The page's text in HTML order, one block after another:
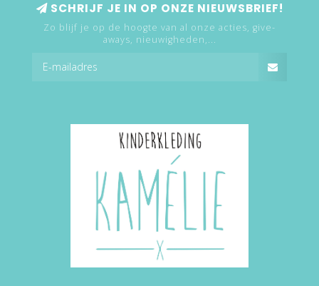
SCHRIJF JE IN OP ONZE NIEUWSBRIEF!
Zo blijf je op de hoogte van al onze acties, give-
aways, nieuwigheden,...